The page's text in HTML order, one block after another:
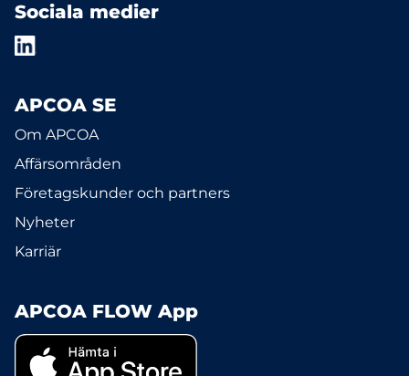
Sociala medier
APCOA SE
Om APCOA
Affärsområden
Företagskunder och partners
Nyheter
Karriär
APCOA FLOW App